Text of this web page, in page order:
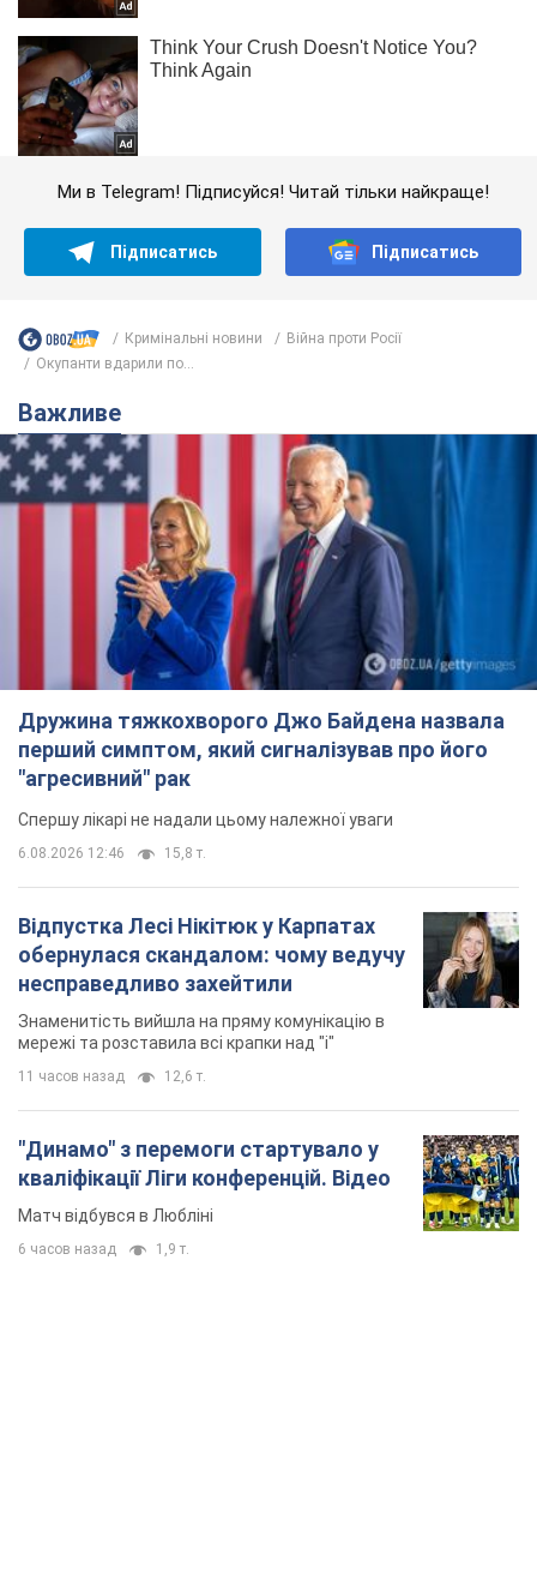
Ми в Telegram! Підписуйся! Читай тільки найкраще!
Підписатись Підписатись
Кримінальні новини
Війна проти Росії
Окупанти вдарили по...
Важливе
Дружина тяжкохворого Джо Байдена назвала
перший симптом, який сигналізував про його
"агресивний" рак
Спершу лікарі не надали цьому належної уваги
6.08.2026 12:46 15,8 т.
Відпустка Лесі Нікітюк у Карпатах
обернулася скандалом: чому ведучу
несправедливо захейтили
Знаменитість вийшла на пряму комунікацію в
мережі та розставила всі крапки над "і"
11 часов назад 12,6 т.
"Динамо" з перемоги стартувало у
кваліфікації Ліги конференцій. Відео
Матч відбувся в Любліні
6 часов назад 1,9 т.